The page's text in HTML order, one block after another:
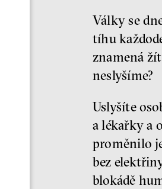
Války se
tíhu
znamená
neslyšíme?
Uslyšíte
a lékařky a
proměnilo
bez
blokádě